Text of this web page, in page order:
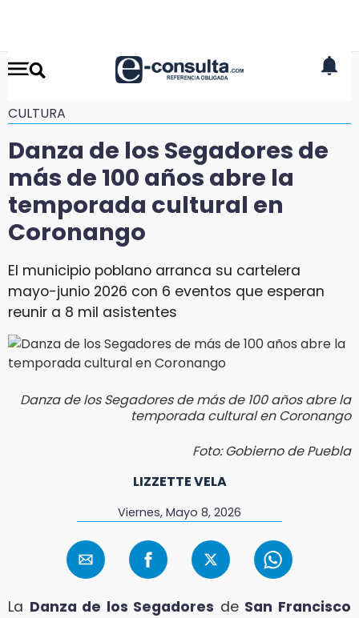
CULTURA
Danza de los Segadores de
más de 100 años abre la
temporada cultural en
Coronango
El municipio poblano arranca su cartelera
mayo-junio 2026 con 6 eventos que esperan
reunir a 8 mil asistentes
Danza de los Segadores de más de 100 años abre la
temporada cultural en Coronango
Foto: Gobierno de Puebla
LIZZETTE VELA
Viernes, Mayo 8, 2026
La Danza de los Segadores de San Francisco